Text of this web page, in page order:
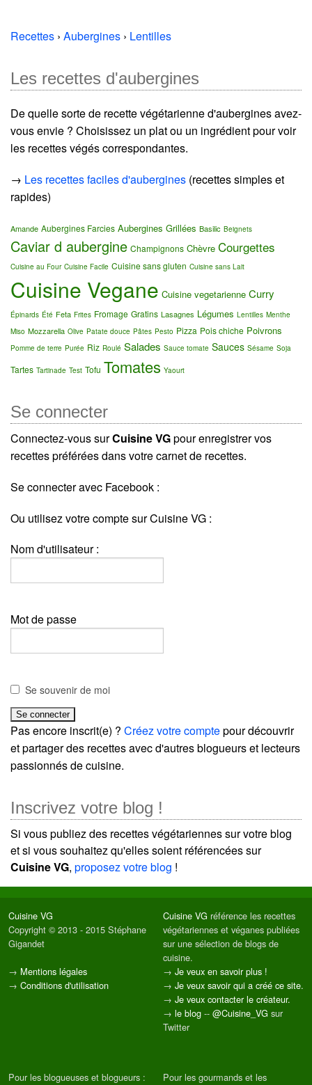
Recettes › Aubergines › Lentilles
Les recettes d'aubergines
De quelle sorte de recette végétarienne d'aubergines avez-
vous envie ? Choisissez un plat ou un ingrédient pour voir
les recettes végés correspondantes.
→ Les recettes faciles d'aubergines (recettes simples et
rapides)
Amande Aubergines Farcies Aubergines Grillées Basilic Beignets
Caviar d aubergine Champignons Chèvre Courgettes
Cuisine au Four Cuisine Facile Cuisine sans gluten Cuisine sans Lait
Cuisine Vegane Cuisine vegetarienne Curry
Épinards Été Feta Frites Fromage Gratins Lasagnes Légumes Lentilles Menthe
Miso Mozzarella Olive Patate douce Pâtes Pesto Pizza Pois chiche Poivrons
Pomme de terre Purée Riz Roulé Salades Sauce tomate Sauces Sésame Soja
Tartes Tartinade Test Tofu Tomates Yaourt
Se connecter
Connectez-vous surCuisine VGpour enregistrer vos
recettes préférées dans votre carnet de recettes.
Se connecter avec Facebook :
Ou utilisez votre compte sur Cuisine VG :
Nom d'utilisateur :
Mot de passe
Se souvenir de moi
Pas encore inscrit(e) ? Créez votre comptepour découvrir
et partager des recettes avec d'autres blogueurs et lecteurs
passionnés de cuisine.
Inscrivez votre blog !
Si vous publiez des recettes végétariennes sur votre blog
et si vous souhaitez qu'elles soient référencées sur
Cuisine VG, proposez votre blog !
Cuisine VG
Copyright © 2013 - 2015 Stéphane
Gigandet
→ Mentions légales
→ Conditions d'utilisation
Cuisine VG référence les recettes
végétariennes et véganes publiées
sur une sélection de blogs de
cuisine.
→ Je veux en savoir plus !
→ Je veux savoir qui a créé ce site.
→ Je veux contacter le créateur.
→ le blog -- @Cuisine_VG sur
Twitter
Pour les blogueuses et blogueurs :
Pour les gourmands et les